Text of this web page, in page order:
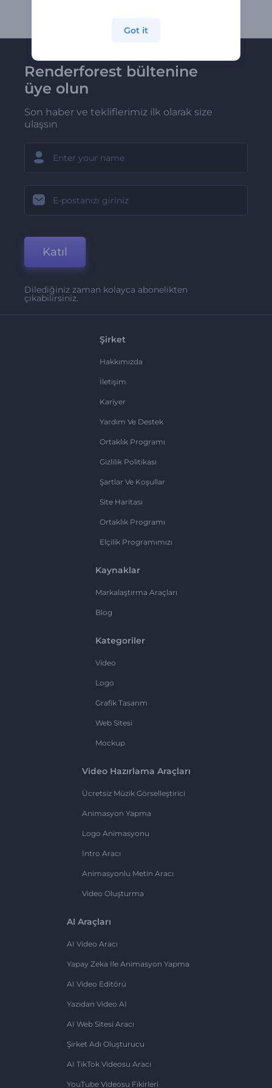
Renderforest bültenine
üye olun
Son haber ve tekliflerimiz ilk olarak size
ulaşsın
Katıl
Dilediğiniz zaman kolayca abonelikten
çıkabilirsiniz.
Şirket
Hakkımızda
İletişim
Kariyer
Yardım Ve Destek
Ortaklık Programı
Gizlilik Politikası
Şartlar Ve Koşullar
Site Haritası
Ortaklık Programı
Elçilik Programımızı
Kaynaklar
Markalaştırma Araçları
Blog
Kategoriler
Video
Logo
Grafik Tasarım
Web Sitesi
Mockup
Video Hazırlama Araçları
Ücretsiz Müzik Görselleştirici
Animasyon Yapma
Logo Animasyonu
İntro Aracı
Animasyonlu Metin Aracı
Video Oluşturma
AI Araçları
AI Video Aracı
Yapay Zeka Ile Animasyon Yapma
AI Video Editörü
Yazıdan Video AI
AI Web Sitesi Aracı
Şirket Adı Oluşturucu
AI TikTok Videosu Aracı
YouTube Videosu Fikirleri
Got it